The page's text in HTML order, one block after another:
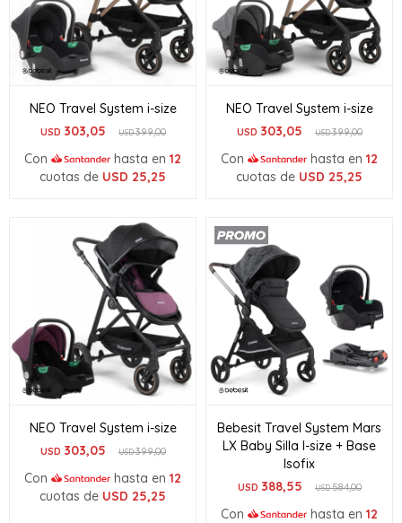
NEO Travel System i-size
USD 303,05 USD399,00
Con hasta en 12
cuotas de USD 25,25
NEO Travel System i-size
USD 303,05 USD399,00
Con hasta en 12
cuotas de USD 25,25
NEO Travel System i-size
USD 303,05 USD399,00
Con hasta en 12
cuotas de USD 25,25
Bebesit Travel System Mars
LX Baby Silla I-size + Base
Isofix
USD 388,55 USD584,00
Con hasta en 12